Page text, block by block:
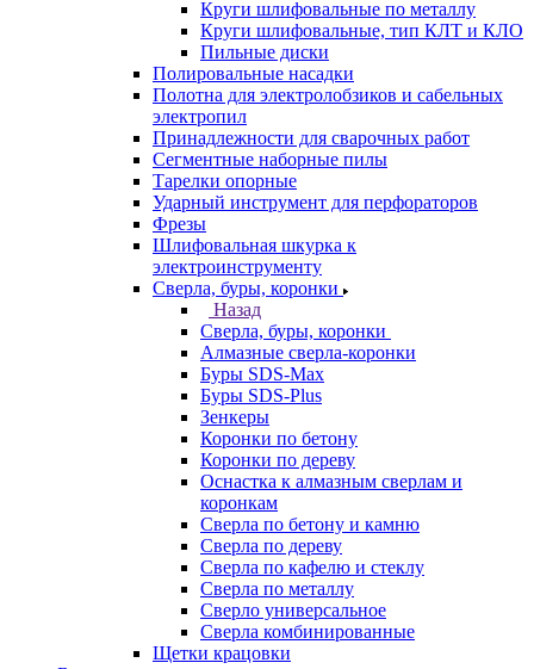
Круги шлифовальные по металлу
Круги шлифовальные, тип КЛТ и КЛО
Пильные диски
Полировальные насадки
Полотна для электролобзиков и сабельных
электропил
Принадлежности для сварочных работ
Сегментные наборные пилы
Тарелки опорные
Ударный инструмент для перфораторов
Фрезы
Шлифовальная шкурка к
электроинструменту
Сверла, буры, коронки
Назад
Сверла, буры, коронки
Алмазные сверла-коронки
Буры SDS-Max
Буры SDS-Plus
Зенкеры
Коронки по бетону
Коронки по дереву
Оснастка к алмазным сверлам и
коронкам
Сверла по бетону и камню
Сверла по дереву
Сверла по кафелю и стеклу
Сверла по металлу
Сверло универсальное
Сверла комбинированные
Щетки крацовки